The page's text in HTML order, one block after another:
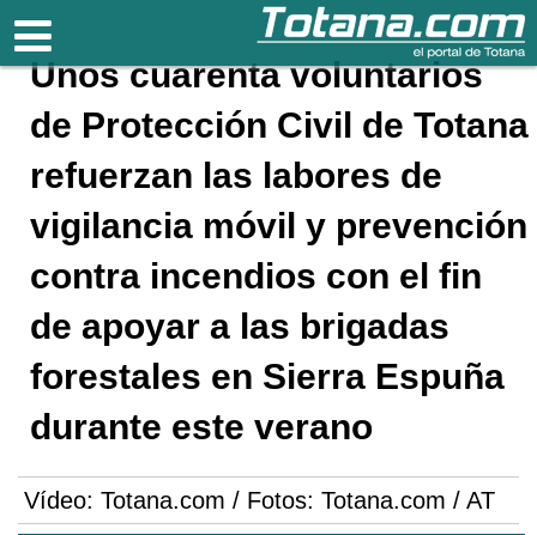
Totana.com
Unos cuarenta voluntarios
de Protección Civil de Totana
refuerzan las labores de
vigilancia móvil y prevención
contra incendios con el fin
de apoyar a las brigadas
forestales en Sierra Espuña
durante este verano
Vídeo: Totana.com / Fotos: Totana.com / AT